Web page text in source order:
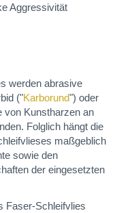
Aggressivität
werden abrasive
("Karborund") oder
von Kunstharzen an
Folglich hängt die
maßgeblich
sowie den
der eingesetzten
Faser-Schleifvlies